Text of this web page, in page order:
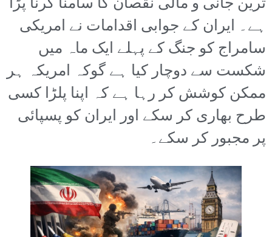
ہے۔ ایران کے جوابی اقدامات نے امریکی
سامراج کو جنگ کے پہلے ایک ماہ میں
شکست سے دوچار کیا ہے گوکہ امریکہ ہر
ممکن کوشش کر رہا ہے کہ اپنا پلڑا کسی
طرح بھاری کر سکے اور ایران کو پسپائی
پر مجبور کر سکے۔